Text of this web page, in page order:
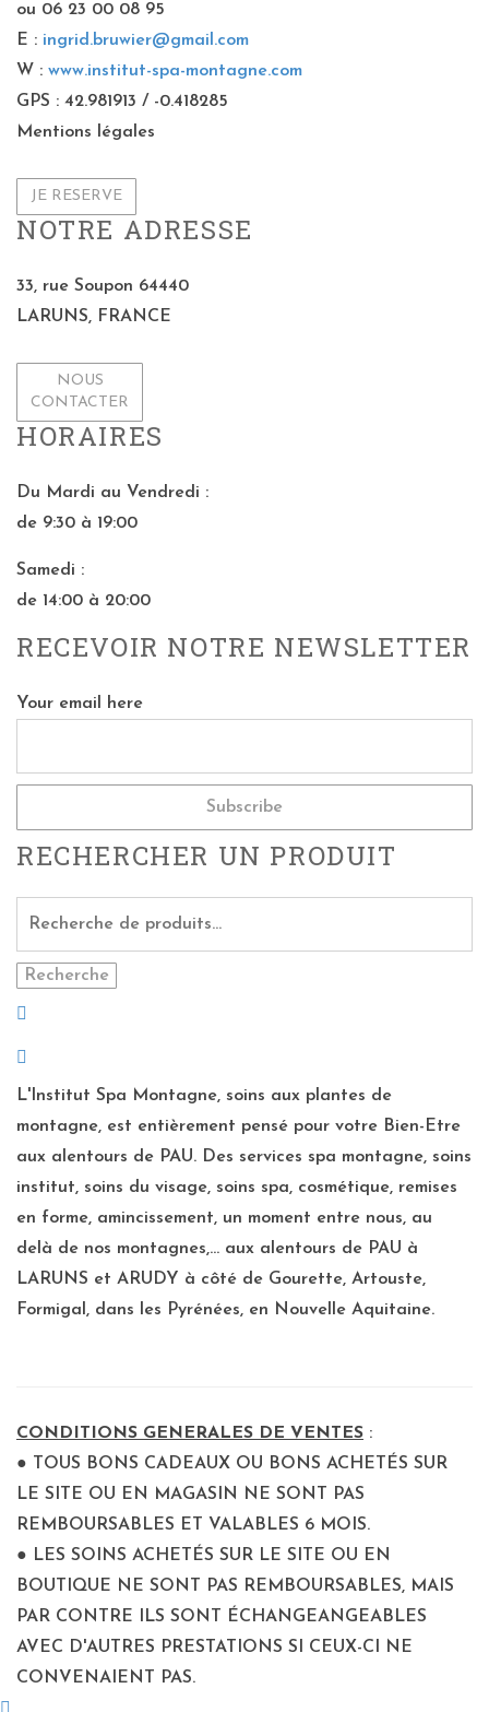
ou 06 23 00 08 95
E : ingrid.bruwier@gmail.com
W : www.institut-spa-montagne.com
GPS : 42.981913 / -0.418285
Mentions légales
JE RESERVE
NOTRE ADRESSE
33, rue Soupon 64440
LARUNS, FRANCE
NOUS
CONTACTER
HORAIRES
Du Mardi au Vendredi :
de 9:30 à 19:00
Samedi :
de 14:00 à 20:00
RECEVOIR NOTRE NEWSLETTER
Your email here
RECHERCHER UN PRODUIT
Recherche
L'Institut Spa Montagne, soins aux plantes de
montagne, est entièrement pensé pour votre Bien-Etre
aux alentours de PAU. Des services spa montagne, soins
institut, soins du visage, soins spa, cosmétique, remises
en forme, amincissement, un moment entre nous, au
delà de nos montagnes,... aux alentours de PAU à
LARUNS et ARUDY à côté de Gourette, Artouste,
Formigal, dans les Pyrénées, en Nouvelle Aquitaine.
CONDITIONS GENERALES DE VENTES :
● TOUS BONS CADEAUX OU BONS ACHETÉS SUR
LE SITE OU EN MAGASIN NE SONT PAS
REMBOURSABLES ET VALABLES 6 MOIS.
● LES SOINS ACHETÉS SUR LE SITE OU EN
BOUTIQUE NE SONT PAS REMBOURSABLES, MAIS
PAR CONTRE ILS SONT ÉCHANGEANGEABLES
AVEC D'AUTRES PRESTATIONS SI CEUX-CI NE
CONVENAIENT PAS.